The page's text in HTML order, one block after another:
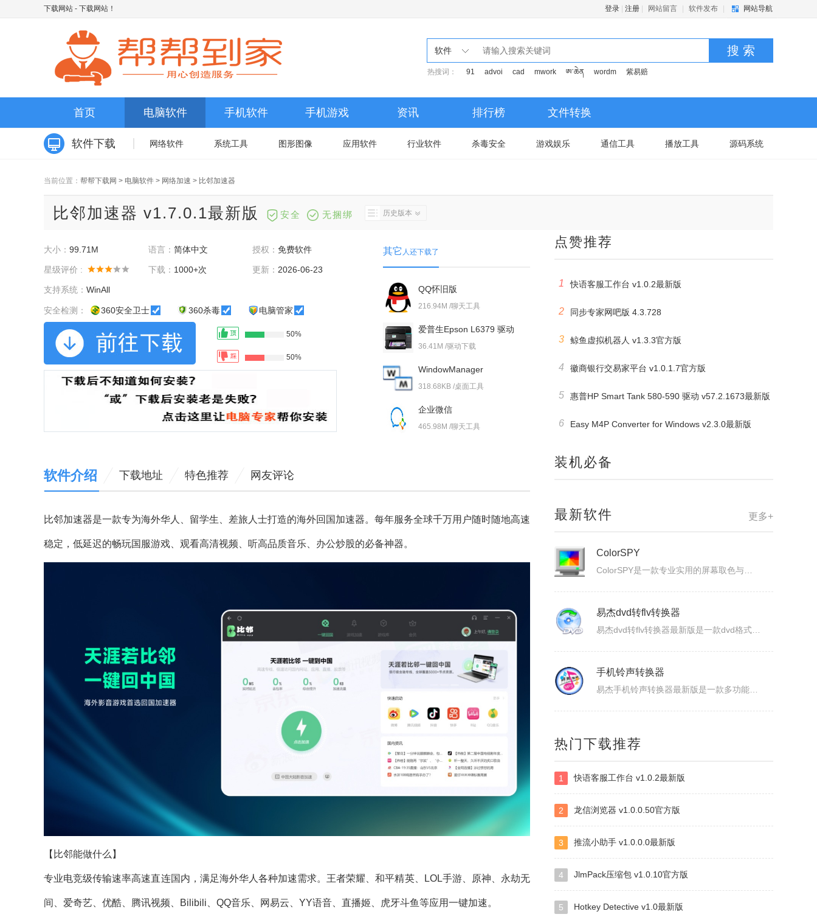
下载网站 - 下载网站！ 登录 注册 网站留言 软件发布 网站导航
软件 搜 索
热搜词： 91 advoi cad mwork ཨ་ཆེན wordm 紫易赔
首页 电脑软件 手机软件 手机游戏 资讯 排行榜 文件转换
软件下载 网络软件 系统工具 图形图像 应用软件 行业软件 杀毒安全 游戏娱乐 通信工具 播放工具 源码系统
当前位置： 帮帮下载网 > 电脑软件 > 网络加速 > 比邻加速器
比邻加速器 v1.7.0.1最新版 安全 无捆绑 历史版本
大小： 99.71M 语言： 简体中文 授权：免费软件
星级评价 : 下载： 1000+次 更新： 2026-06-23
支持系统： WinAll
安全检测： 360安全卫士 360杀毒 电脑管家
50%
50%
其它 人还下载了
QQ怀旧版
216.94M /聊天工具
爱普生Epson L6379 驱动
36.41M /驱动下载
WindowManager
318.68KB /桌面工具
企业微信
465.98M /聊天工具
软件介绍 下载地址 特色推荐 网友评论
比邻加速器是一款专为海外华人、留学生、差旅人士打造的海外回国加速器。每年服务全球千万用户随时随地高速
稳定，低延迟的畅玩国服游戏、观看高清视频、听高品质音乐、办公炒股的必备神器。
【比邻能做什么】
专业电竞级传输速率高速直连国内，满足海外华人各种加速需求。王者荣耀、和平精英、LOL手游、原神、永劫无
间、爱奇艺、优酷、腾讯视频、Bilibili、QQ音乐、网易云、YY语音、直播姬、虎牙斗鱼等应用一键加速。
点赞推荐
1 快语客服工作台 v1.0.2最新版
2 同步专家网吧版 4.3.728
3 鲸鱼虚拟机器人 v1.3.3官方版
4 徽商银行交易家平台 v1.0.1.7官方版
5 惠普HP Smart Tank 580-590 驱动 v57.2.1673最新版
6 Easy M4P Converter for Windows v2.3.0最新版
装机必备
更多+
最新软件
ColorSPY
易杰dvd转flv转换器
手机铃声转换器
虹盘
小云
热门下载推荐
1 快语客服工作台 v1.0.2最新版
2 龙信浏览器 v1.0.0.50官方版
3 推流小助手 v1.0.0.0最新版
4 JlmPack压缩包 v1.0.10官方版
5 Hotkey Detective v1.0最新版